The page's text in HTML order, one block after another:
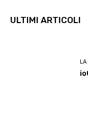
ULTIMI ARTICOLI
LA